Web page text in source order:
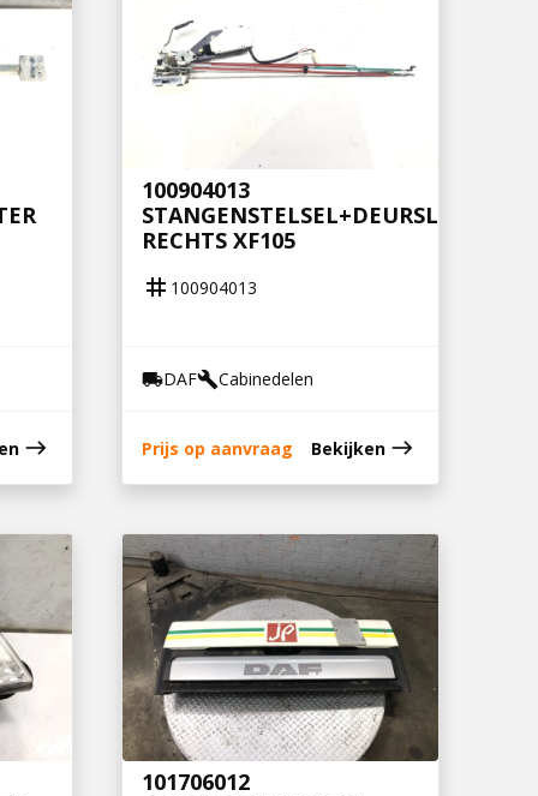
east
100904013
STANGENSTELSEL+DEURSLOT
RECHTS XF105
tag 100904013
local_shippingDAFbuildCabinedelen
Prijs op aanvraag Bekijken east
101706012